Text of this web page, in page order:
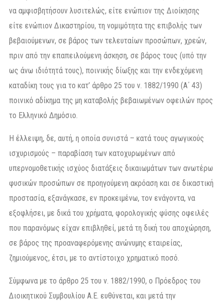
να αμφισβητήσουν λυσιτελώς, είτε ενώπιον της Διοίκησης
είτε ενώπιον Δικαστηρίου, τη νομιμότητα της επιβολής των
βεβαιούμενων, σε βάρος των τελευταίων προσώπων, χρεών,
πριν από την επαπειλούμενη άσκηση, σε βάρος τους (υπό την
ως άνω ιδιότητά τους), ποινικής δίωξης και την ενδεχόμενη
καταδίκη τους για το κατ’ άρθρο 25 του ν. 1882/1990 (Α΄ 43)
ποινικό αδίκημα της μη καταβολής βεβαιωμένων οφειλών προς
το Ελληνικό Δημόσιο.
Η έλλειψη, δε, αυτή, η οποία συνιστά – κατά τους αγωγικούς
ισχυρισμούς – παραβίαση των κατοχυρωμένων από
υπερνομοθετικής ισχύος διατάξεις δικαιωμάτων των ανωτέρω
φυσικών προσώπων σε προηγούμενη ακρόαση και σε δικαστική
προστασία, εξανάγκασε, εν προκειμένω, τον ενάγοντα, να
εξοφλήσει, με δικά του χρήματα, φορολογικής φύσης οφειλές
που παρανόμως είχαν επιβληθεί, μετά τη δική του αποχώρηση,
σε βάρος της προαναφερόμενης ανώνυμης εταιρείας,
ζημιούμενος, έτσι, με το αντίστοιχο χρηματικό ποσό.
Σύμφωνα με το άρθρο 25 του ν. 1882/1990, ο Πρόεδρος του
Διοικητικού Συμβουλίου Α.Ε. ευθύνεται, και μετά την